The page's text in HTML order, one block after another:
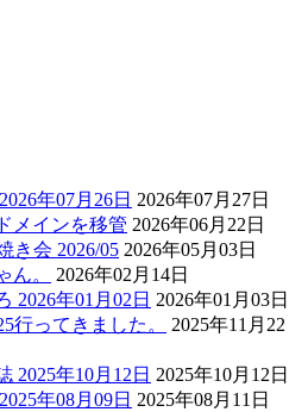
年07月26日 2026年07月27日
メインを移管 2026年06月22日
き会 2026/05 2026年05月03日
ん。
2026年02月14日
2026年01月02日 2026年01月03日
行ってきました。
2025年11月22
2025年10月12日 2025年10月12日
年08月09日 2025年08月11日